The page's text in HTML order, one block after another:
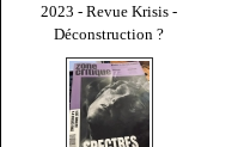
2023 - Revue Krisis -
Déconstruction ?